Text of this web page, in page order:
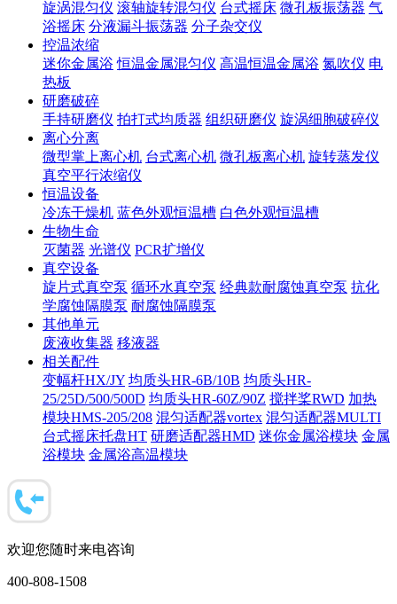
旋涡混匀仪 滚轴旋转混匀仪 台式摇床 微孔板振荡器 气
浴摇床 分液漏斗振荡器 分子杂交仪
控温浓缩
迷你金属浴 恒温金属混匀仪 高温恒温金属浴 氮吹仪 电
热板
研磨破碎
手持研磨仪 拍打式均质器 组织研磨仪 旋涡细胞破碎仪
离心分离
微型掌上离心机 台式离心机 微孔板离心机 旋转蒸发仪
真空平行浓缩仪
恒温设备
冷冻干燥机 蓝色外观恒温槽 白色外观恒温槽
生物生命
灭菌器 光谱仪 PCR扩增仪
真空设备
旋片式真空泵 循环水真空泵 经典款耐腐蚀真空泵 抗化
学腐蚀隔膜泵 耐腐蚀隔膜泵
其他单元
废液收集器 移液器
相关配件
变幅杆HX/JY 均质头HR-6B/10B 均质头HR-
25/25D/500/500D 均质头HR-60Z/90Z 搅拌桨RWD 加热
模块HMS-205/208 混匀适配器vortex 混匀适配器MULTI
台式摇床托盘HT 研磨适配器HMD 迷你金属浴模块 金属
浴模块 金属浴高温模块
欢迎您随时来电咨询
400-808-1508